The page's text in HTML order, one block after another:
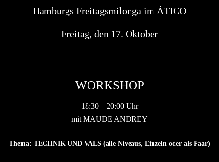
Hamburgs Freitagsmilonga im ÁTICO
Freitag, den 17. Oktober
WORKSHOP
18:30 – 20:00 Uhr
mit MAUDE ANDREY
Thema: TECHNIK UND VALS (alle Niveaus, Einzeln oder als Paar)